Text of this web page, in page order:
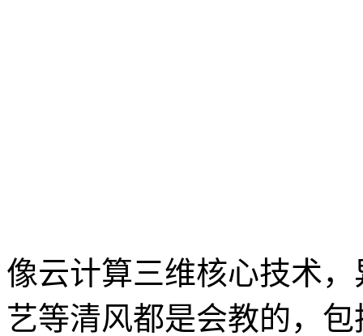
像云计算三维核心技术
艺等清风都是会教的，